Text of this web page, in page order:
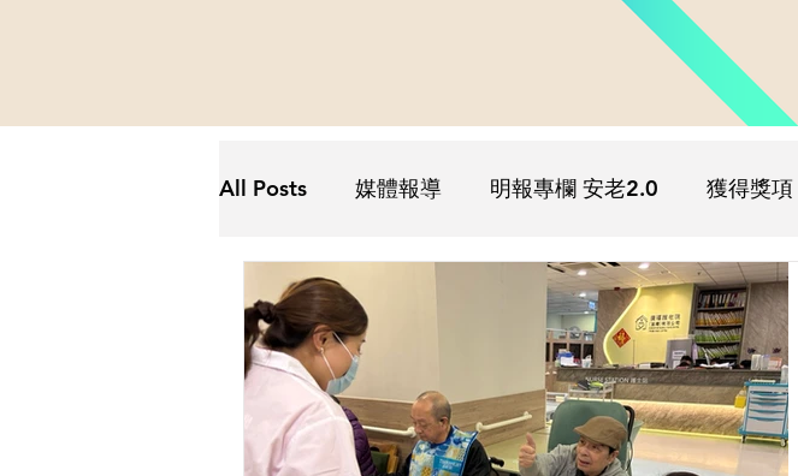
All Posts 媒體報導 明報專欄 安老2.0 獲得獎項
Futurus解密 Futurus抗疫 Futurus影院